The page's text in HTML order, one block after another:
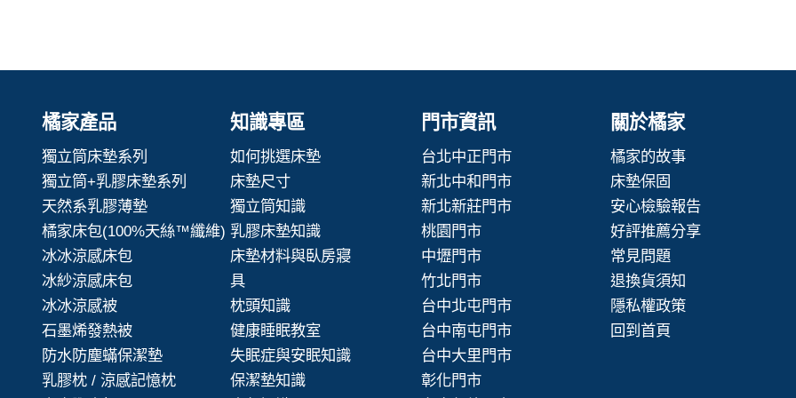
橘家產品
獨立筒床墊系列
獨立筒+乳膠床墊系列
天然系乳膠薄墊
橘家床包(100%天絲™纖維)
冰冰涼感床包
冰紗涼感床包
冰冰涼感被
石墨烯發熱被
防水防塵蟎保潔墊
乳膠枕 / 涼感記憶枕
知識專區
如何挑選床墊
床墊尺寸
獨立筒知識
乳膠床墊知識
床墊材料與臥房寢
具
枕頭知識
健康睡眠教室
失眠症與安眠知識
保潔墊知識
門市資訊
台北中正門市
新北中和門市
新北新莊門市
桃園門市
中壢門市
竹北門市
台中北屯門市
台中南屯門市
台中大里門市
彰化門市
關於橘家
橘家的故事
床墊保固
安心檢驗報告
好評推薦分享
常見問題
退換貨須知
隱私權政策
回到首頁